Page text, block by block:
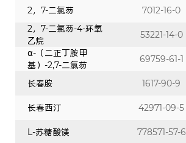
2，7-二氯芴 7012-16-0
2，7-二氯芴-4-环氧
乙烷
53221-14-0
α-（二正丁胺甲
基）-2,7-二氯芴
69759-61-1
长春胺 1617-90-9
长春西汀 42971-09-5
L-苏糖酸镁 778571-57-6